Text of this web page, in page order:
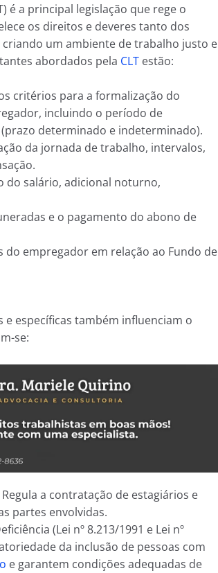
é a principal legislação que rege o
os direitos e deveres tanto dos
um ambiente de trabalho justo e
abordados pela CLTestão:
critérios para a formalização do
incluindo o período de
determinado e indeterminado).
da jornada de trabalho, intervalos,
do salário, adicional noturno,
e o pagamento do abono de
do empregador em relação ao Fundo de
específicas também influenciam o
se:
Regula a contratação de estagiários e
partes envolvidas.
(Lei nº 8.213/1991 e Lei nº
da inclusão de pessoas com
e garantem condições adequadas de